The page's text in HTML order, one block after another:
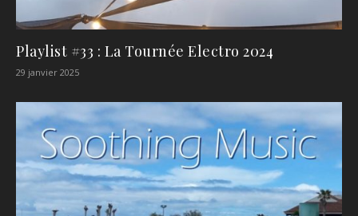
Playlist #33 : La Tournée Electro 2024
29 janvier 2025